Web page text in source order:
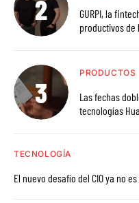
GURPI, la fintech argentina,
productivos de
PRODUCTOS
Las fechas
tecnologías
TECNOLOGÍA
El nuevo desafío del CIO ya no